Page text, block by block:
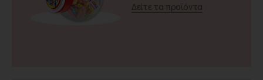
Δείτε τα προϊόντα